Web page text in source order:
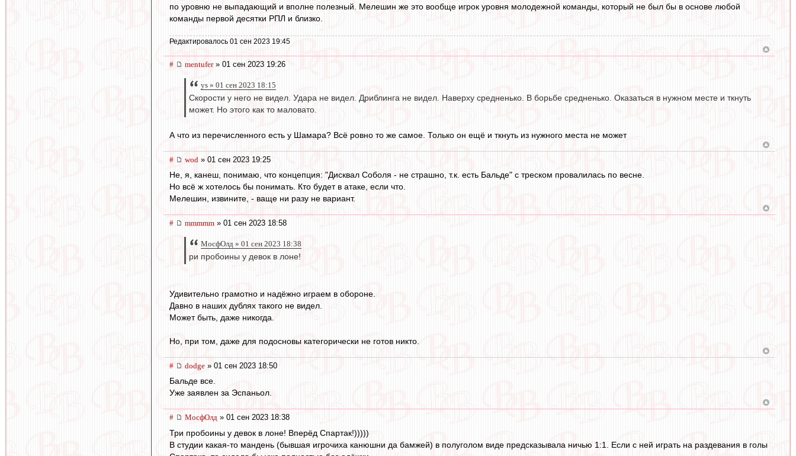
по уровню не выпадающий и вполне полезный. Мелешин же это вообще игрок уровня молодежной команды, который не был бы в основе любой
команды первой десятки РПЛ и близко.
Редактировалось 01 сен 2023 19:45
# mentufer» 01 сен 2023 19:26
ys » 01 сен 2023 18:15
Скорости у него не видел. Удара не видел. Дриблинга не видел. Наверху средненько. В борьбе средненько. Оказаться в нужном месте и ткнуть
может. Но этого как то маловато.
А что из перечисленного есть у Шамара? Всё ровно то же самое. Только он ещё и ткнуть из нужного места не может
# wod » 01 сен 2023 19:25
Не, я, канеш, понимаю, что концепция: "Дисквал Соболя - не страшно, т.к. есть Бальде" с треском провалилась по весне.
Но всё ж хотелось бы понимать. Кто будет в атаке, если что.
Мелешин, извините, - ваще ни разу не вариант.
# mmmmm » 01 сен 2023 18:58
МосфОлд » 01 сен 2023 18:38
ри пробоины у девок в лоне!
Удивительно грамотно и надёжно играем в обороне.
Давно в наших дублях такого не видел.
Может быть, даже никогда.
Но, при том, даже для подосновы категорически не готов никто.
# dodge » 01 сен 2023 18:50
Бальде все.
Уже заявлен за Эспаньол.
# МосфОлд » 01 сен 2023 18:38
Три пробоины у девок в лоне! Вперёд Спартак!)))))
В студии какая-то мандень (бывшая игрочиха канюшни да бамжей) в полуголом виде предсказывала ничью 1:1. Если с ней играть на раздевания в голы